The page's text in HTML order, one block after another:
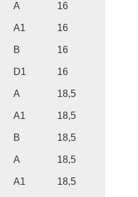
A
16
A1
16
B
16
D1
16
A
18,5
A1
18,5
B
18,5
A
18,5
A1
18,5